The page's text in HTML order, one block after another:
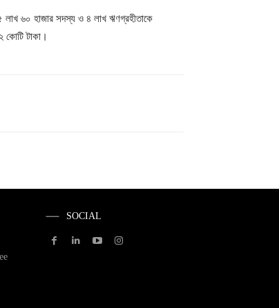
লাখ ৬০ হাজার সদস্য ও ৪ লাখ ঋণগ্রহীতাকে
কোটি টাকা।
SOCIAL